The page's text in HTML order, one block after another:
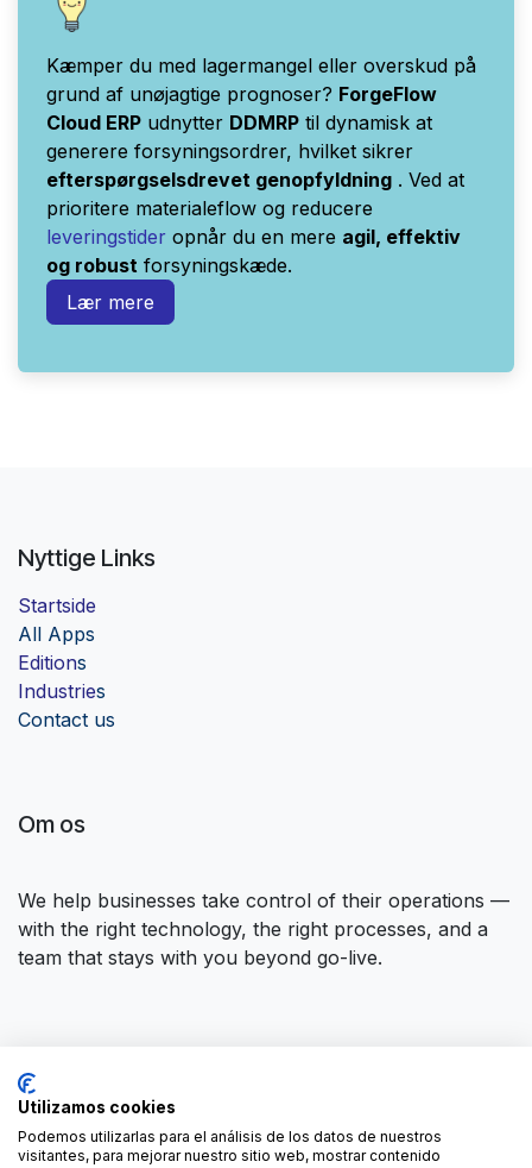
Kæmper du med lagermangel eller overskud på
grund af unøjagtige prognoser? ForgeFlow
Cloud ERP udnytter DDMRP til dynamisk at
generere forsyningsordrer, hvilket sikrer
efterspørgselsdrevet genopfyldning . Ved at
prioritere materialeflow og reducere
leveringstider opnår du en mere agil, effektiv
og robust forsyningskæde.
Lær mere
Nyttige Links
Startside
All Apps
Editions
Industries
Contact us
Om os
We help businesses take control of their operations —
with the right technology, the right processes, and a
team that stays with you beyond go-live.
Kontakt os
contact@forgeflow.com
Utilizamos cookies
Podemos utilizarlas para el análisis de los datos de nuestros
visitantes, para mejorar nuestro sitio web, mostrar contenido